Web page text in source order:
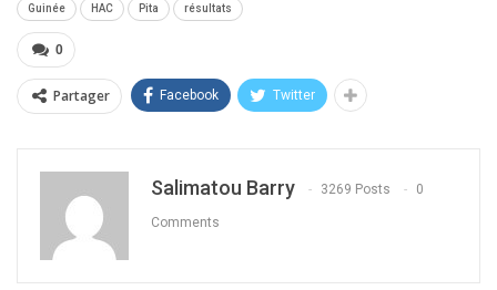
Guinée HAC Pita résultats
0
Partager Facebook Twitter
Salimatou Barry 3269 Posts 0
Comments